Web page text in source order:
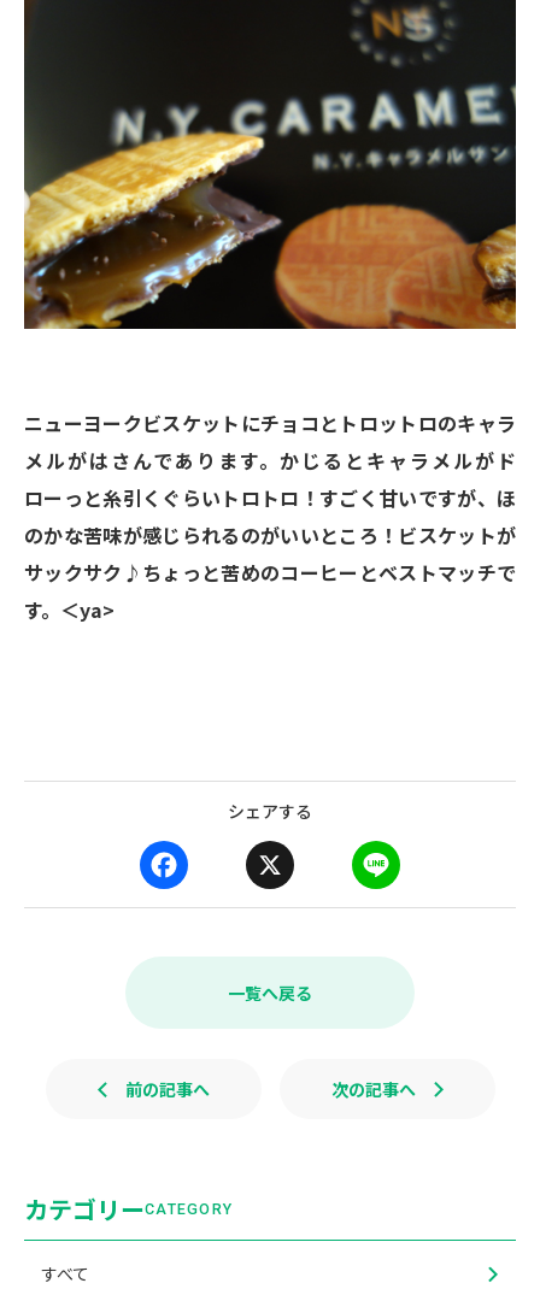
ニューヨークビスケットにチョコとトロットロのキャラ
メルがはさんであります。かじるとキャラメルがド
ローっと糸引くぐらいトロトロ！すごく甘いですが、ほ
のかな苦味が感じられるのがいいところ！ビスケットが
サックサク♪ ちょっと苦めのコーヒーとベストマッチで
す。＜ya>
シェアする
a
e
k
i
e
一覧へ戻る
前の記事へ 次の記事へ
カテゴリーCATEGORY
すべて